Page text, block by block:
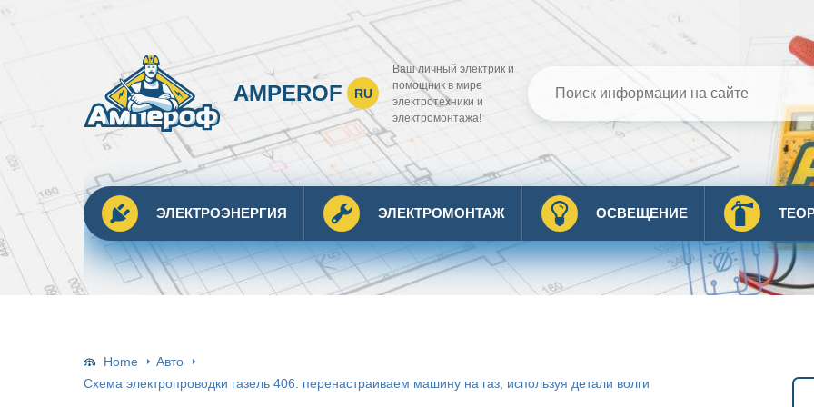
AMPEROF RU
Ваш личный электрик и
помощник в мире
электротехники и
электромонтажа!
ЭЛЕКТРОЭНЕРГИЯ ЭЛЕКТРОМОНТАЖ ОСВЕЩЕНИЕ
Home
Авто
Схема электропроводки газель 406: перенастраиваем машину на газ, используя детали волги